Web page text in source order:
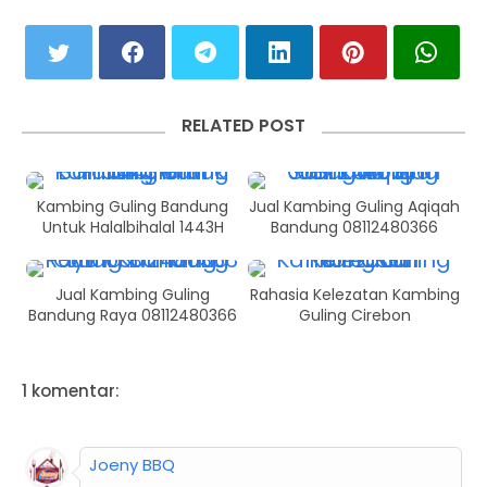
RELATED POST
Kambing Guling Bandung
Untuk Halalbihalal 1443H
Jual Kambing Guling Aqiqah
Bandung 08112480366
Jual Kambing Guling
Bandung Raya 08112480366
Rahasia Kelezatan Kambing
Guling Cirebon
1 komentar:
Joeny BBQ